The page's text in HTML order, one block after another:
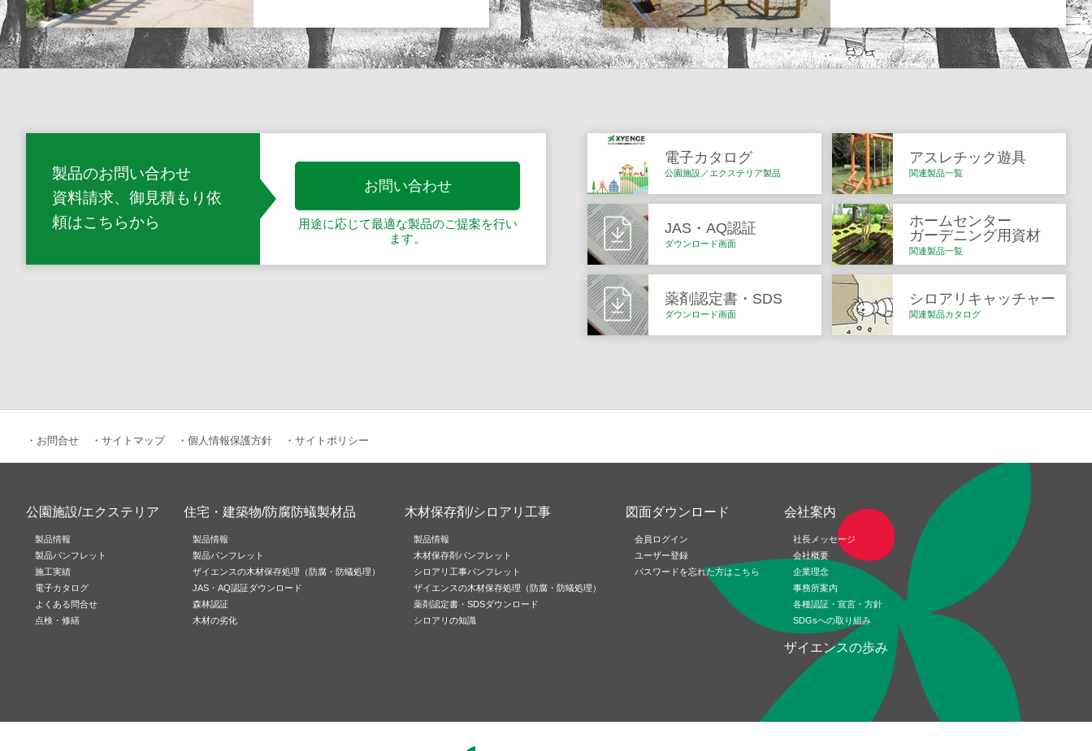
製品のお問い合わせ
資料請求、御見積もり依
頼はこちらから
お問い合わせ
用途に応じて最適な製品のご提案を行い
ます。
電子カタログ
公園施設／エクステリア製品
アスレチック遊具
関連製品一覧
JAS・AQ認証
ダウンロード画面
ホームセンター
ガーデニング用資材
関連製品一覧
薬剤認定書・SDS
ダウンロード画面
シロアリキャッチャー
関連製品カタログ
お問合せ サイトマップ 個人情報保護方針 サイトポリシー
公園施設/エクステリア
製品情報
製品パンフレット
施工実績
電子カタログ
よくある問合せ
点検・修繕
住宅・建築物/防腐防蟻製材品
製品情報
製品パンフレット
ザイエンスの木材保存処理（防腐・防蟻処理）
JAS・AQ認証ダウンロード
森林認証
木材の劣化
木材保存剤/シロアリ工事
製品情報
木材保存剤パンフレット
シロアリ工事パンフレット
ザイエンスの木材保存処理（防腐・防蟻処理）
薬剤認定書・SDSダウンロード
シロアリの知識
図面ダウンロード
会員ログイン
ユーザー登録
パスワードを忘れた方はこちら
会社案内
社長メッセージ
会社概要
企業理念
事務所案内
各種認証・宣言・方針
SDGsへの取り組み
ザイエンスの歩み